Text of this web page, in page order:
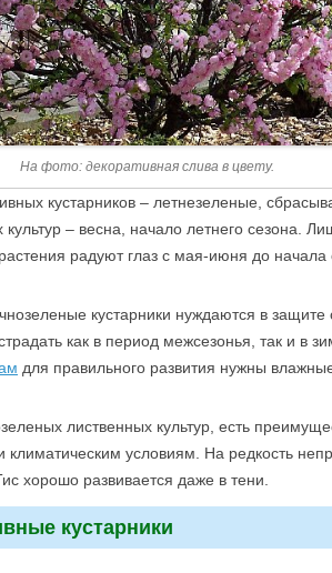
На фото: декоративная слива в цвету.
кустарников – летнезеленые,
– весна, начало летнего сезона.
радуют глаз с мая-июня до начала
кустарники нуждаются в защите
как в период межсезонья, так и в
для правильного развития нужны
лиственных культур, есть
условиям. На редкость
хорошо развивается даже в тени.
кустарники